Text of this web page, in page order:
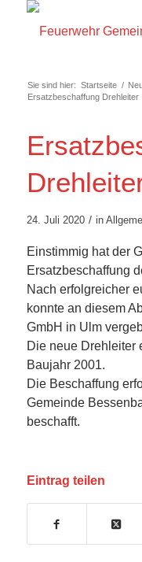
Sie sind hier: Startseite /
Ersatzbeschaffung Drehleiter
24. Juli 2020 / in
Einstimmig hat der
Ersatzbeschaffung
Nach erfolgreicher
konnte an diesem
GmbH in Ulm
Die neue Drehleiter
Baujahr 2001.
Die Beschaffung
Gemeinde
beschafft.
Eintrag teilen